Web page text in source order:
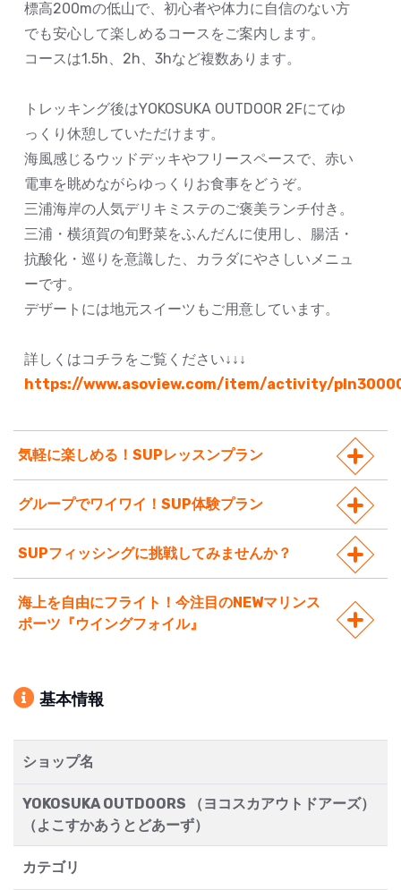
標高200mの低山で、初心者や体力に自信のない方
でも安心して楽しめるコースをご案内します。
コースは1.5h、2h、3hなど複数あります。
トレッキング後はYOKOSUKA OUTDOOR 2Fにてゆ
っくり休憩していただけます。
海風感じるウッドデッキやフリースペースで、赤い
電車を眺めながらゆっくりお食事をどうぞ。
三浦海岸の人気デリキミステのご褒美ランチ付き。
三浦・横須賀の旬野菜をふんだんに使用し、腸活・
抗酸化・巡りを意識した、カラダにやさしいメニュ
ーです。
デザートには地元スイーツもご用意しています。
詳しくはコチラをご覧ください↓↓↓
https://www.asoview.com/item/activity/
気軽に楽しめる！SUPレッスンプラン
グループでワイワイ！SUP体験プラン
SUPフィッシングに挑戦してみませんか？
海上を自由にフライト！今注目のNEWマリンス
ポーツ『ウイングフォイル』
基本情報
ショップ名
YOKOSUKA OUTDOORS （ヨコスカアウトドアーズ）
（よこすかあうとどあーず）
カテゴリ